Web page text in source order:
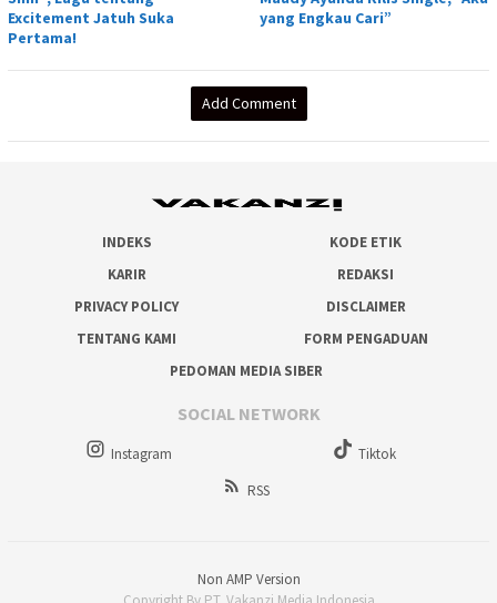
Excitement Jatuh Suka
Pertama!
yang Engkau Cari”
Add Comment
INDEKS
KODE ETIK
KARIR
REDAKSI
PRIVACY POLICY
DISCLAIMER
TENTANG KAMI
FORM PENGADUAN
PEDOMAN MEDIA SIBER
SOCIAL NETWORK
Instagram
Tiktok
RSS
Non AMP Version